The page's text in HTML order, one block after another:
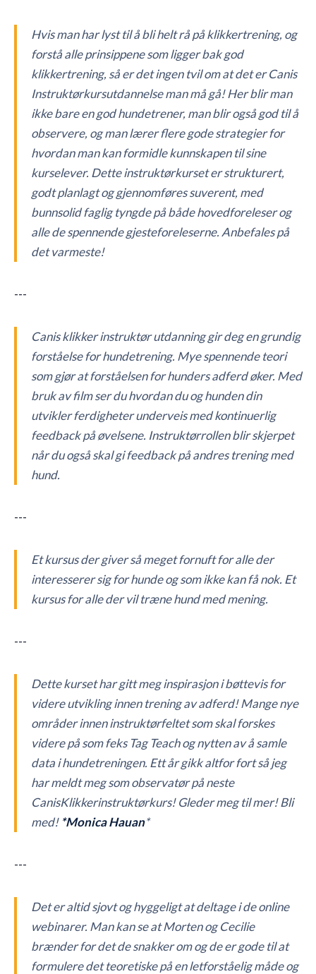
Hvis man har lyst til å bli helt rå på klikkertrening, og
forstå alle prinsippene som ligger bak god
klikkertrening, så er det ingen tvil om at det er Canis
Instruktørkursutdannelse man må gå! Her blir man
ikke bare en god hundetrener, man blir også god til å
observere, og man lærer flere gode strategier for
hvordan man kan formidle kunnskapen til sine
kurselever. Dette instruktørkurset er strukturert,
godt planlagt og gjennomføres suverent, med
bunnsolid faglig tyngde på både hovedforeleser og
alle de spennende gjesteforeleserne. Anbefales på
det varmeste!
---
Canis klikker instruktør utdanning gir deg en grundig
forståelse for hundetrening. Mye spennende teori
som gjør at forståelsen for hunders adferd øker. Med
bruk av film ser du hvordan du og hunden din
utvikler ferdigheter underveis med kontinuerlig
feedback på øvelsene. Instruktørrollen blir skjerpet
når du også skal gi feedback på andres trening med
hund.
---
Et kursus der giver så meget fornuft for alle der
interesserer sig for hunde og som ikke kan få nok. Et
kursus for alle der vil træne hund med mening.
---
Dette kurset har gitt meg inspirasjon i bøttevis for
videre utvikling innen trening av adferd! Mange nye
områder innen instruktørfeltet som skal forskes
videre på som feks Tag Teach og nytten av å samle
data i hundetreningen. Ett år gikk altfor fort så jeg
har meldt meg som observatør på neste
CanisKlikkerinstruktørkurs! Gleder meg til mer! Bli
med! *Monica Hauan*
---
Det er altid sjovt og hyggeligt at deltage i de online
webinarer. Man kan se at Morten og Cecilie
brænder for det de snakker om og de er gode til at
formulere det teoretiske på en letforståelig måde og